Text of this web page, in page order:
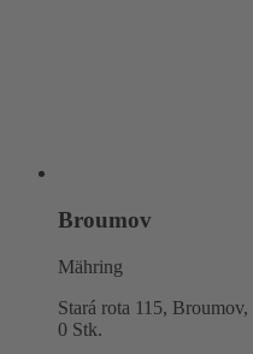
Broumov
Mähring
Stará rota 115, Broumov,
0 Stk.